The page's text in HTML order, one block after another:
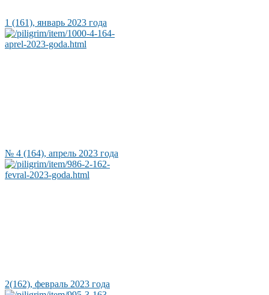
1 (161), январь 2023 года
№ 4 (164), апрель 2023 года
2(162), февраль 2023 года